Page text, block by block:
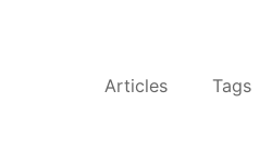
Articles Tags